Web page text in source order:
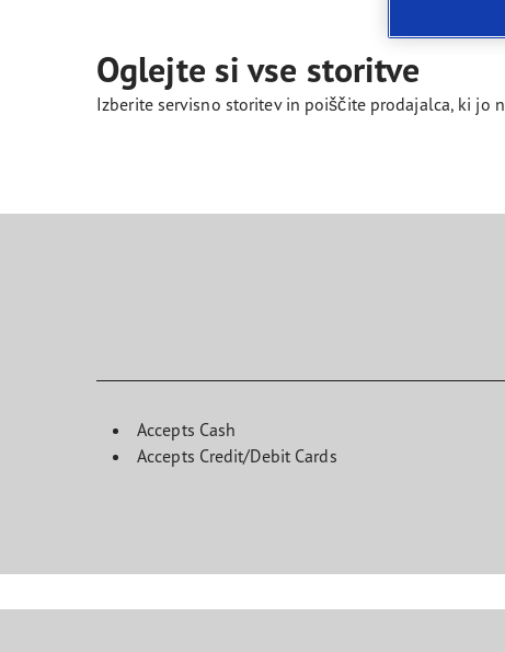
Oglejte si vse storitve
Izberite servisno storitev in poiščite prodajalca, ki jo
Accepts Cash
Accepts Credit/Debit Cards